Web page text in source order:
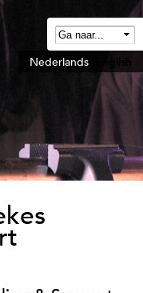
Nederlands English